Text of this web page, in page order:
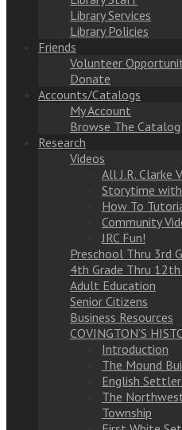
Library Services
Library Policies
Friends
Volunteer
Donate
Accounts/Catalogs
My Account
Browse The Catalog
Research
Videos
All J.R. Clarke
Storytime with
How To
Community
JRC Fun!
Preschool Thru 3rd
4th Grade Thru 12th
Adult Education
Senior Citizens
Business Resources
COVINGTON’S
Introduction
The Mound
English
The
Township